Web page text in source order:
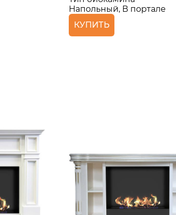
Напольный, В портале
КУПИТЬ